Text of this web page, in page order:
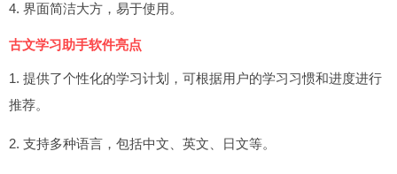
4. 界面简洁大方，易于使用。
古文学习助手软件亮点
1. 提供了个性化的学习计划，可根据用户的学习习惯和进度进行
推荐。
2. 支持多种语言，包括中文、英文、日文等。